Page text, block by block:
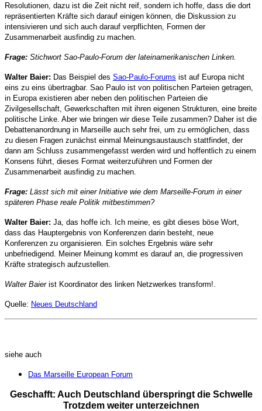
Resolutionen, dazu ist die Zeit nicht reif, sondern ich hoffe, dass die dort
repräsentierten Kräfte sich darauf einigen können, die Diskussion zu
intensivieren und sich auch darauf verpflichten, Formen der
Zusammenarbeit ausfindig zu machen.
Frage: Stichwort Sao-Paulo-Forum der lateinamerikanischen Linken.
Walter Baier: Das Beispiel des Sao-Paulo-Forums ist auf Europa nicht
eins zu eins übertragbar. Sao Paulo ist von politischen Parteien getragen,
in Europa existieren aber neben den politischen Parteien die
Zivilgesellschaft, Gewerkschaften mit ihren eigenen Strukturen, eine breite
politische Linke. Aber wie bringen wir diese Teile zusammen? Daher ist die
Debattenanordnung in Marseille auch sehr frei, um zu ermöglichen, dass
zu diesen Fragen zunächst einmal Meinungsaustausch stattfindet, der
dann am Schluss zusammengefasst werden wird und hoffentlich zu einem
Konsens führt, dieses Format weiterzuführen und Formen der
Zusammenarbeit ausfindig zu machen.
Frage: Lässt sich mit einer Initiative wie dem Marseille-Forum in einer
späteren Phase reale Politik mitbestimmen?
Walter Baier: Ja, das hoffe ich. Ich meine, es gibt dieses böse Wort,
dass das Hauptergebnis von Konferenzen darin besteht, neue
Konferenzen zu organisieren. Ein solches Ergebnis wäre sehr
unbefriedigend. Meiner Meinung kommt es darauf an, die progressiven
Kräfte strategisch aufzustellen.
Walter Baierist Koordinator des linken Netzwerkes transform!.
Quelle: Neues Deutschland
siehe auch
Das Marseille European Forum
Geschafft: Auch Deutschland überspringt die Schwelle
Trotzdem weiter unterzeichnen